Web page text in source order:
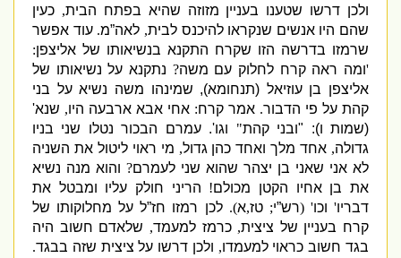
ולכן דרשו שטענו בעניין מזוזה שהיא בפתח הבית,כעין
שהם היו אנשים שנקראו להיכנס לבית,לאה”מ.עוד אפשר
שרמזו בדרשה הזו שקרח התקנא בנשיאותו של אליצפן:
ומה ראה קרח לחלוק עם משה?נתקנא על נשיאותו של
אליצפן בן עוזיאל(תנחומא),שמינהו משה נשיא על בני
קהת על פי הדבור.אמר קרח:אחי אבא ארבעה היו,שנא'
שמות ו): " ובני קהת"וגו '.עמרם הבכור נטלו שני בניו
גדולה,אחד מלך ואחד כהן גדול,מי ראוי ליטול את השניה
לא אני שאני בן יצהר שהוא שני לעמרם?והוא מנה נשיא
את בן אחיו הקטן מכולם!הריני חולק עליו ומבטל את
דבריו'וכו' (רש”י;טז,א).לכן רמזו חז”ל על מחלוקותו של
קרח בעניין של ציצית,כרמז למעמד,שלאדם חשוב היה
בגד חשוב כראוי למעמדו,ולכן דרשו על ציצית שזה בבגד.